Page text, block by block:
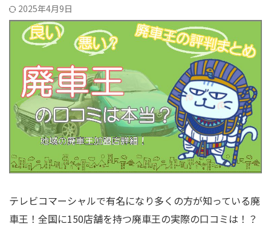
2025年4月9日
テレビコマーシャルで有名になり多くの方が知っている廃
車王！全国に150店舗を持つ廃車王の実際の口コミは！？